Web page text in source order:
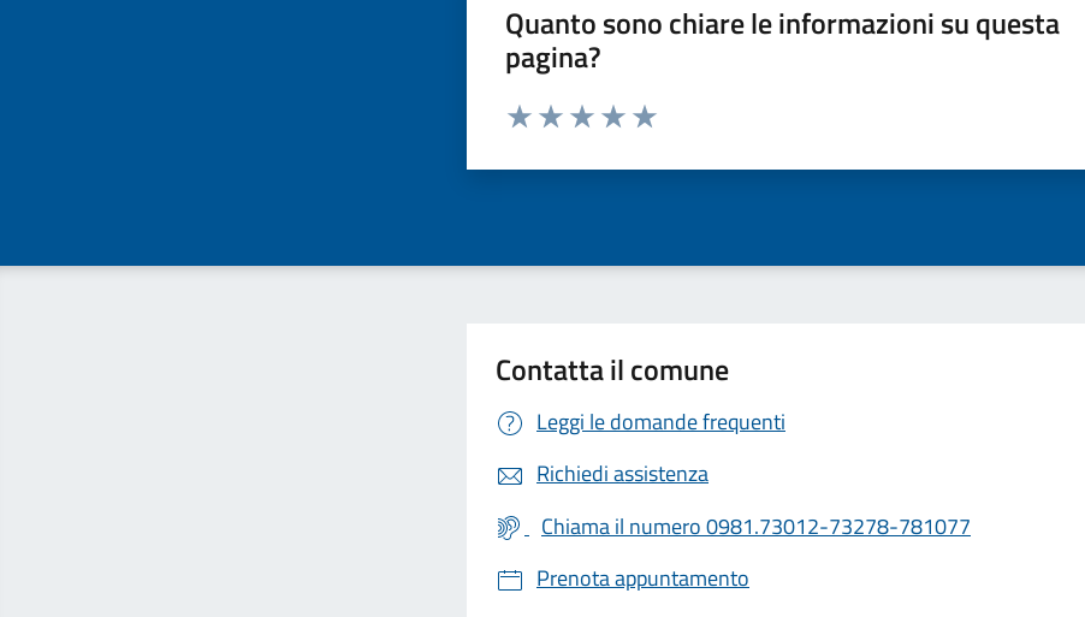
Quanto sono chiare le informazioni su questa
pagina?
Valuta da 1 a 5 stelle la pagina
Contatta il comune
Leggi le domande frequenti
Richiedi assistenza
Chiama il numero 0981.73012-73278-781077
Prenota appuntamento